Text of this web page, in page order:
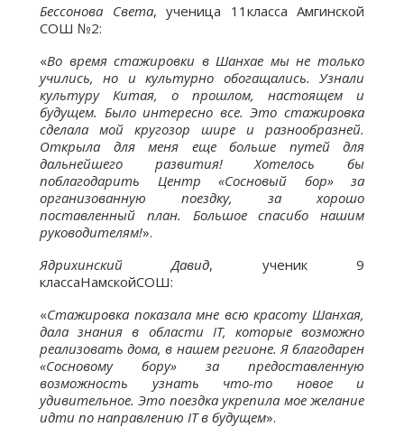
Бессонова Света, ученица 11класса Амгинской
СОШ №2:
«Во время стажировки в Шанхае мы не только
учились, но и культурно обогащались. Узнали
культуру Китая, о прошлом, настоящем и
будущем. Было интересно все. Это стажировка
сделала мой кругозор шире и разнообразней.
Открыла для меня еще больше путей для
дальнейшего развития! Хотелось бы
поблагодарить Центр «Сосновый бор» за
организованную поездку, за хорошо
поставленный план. Большое спасибо нашим
руководителям!».
Ядрихинский Давид, ученик 9
классаНамскойСОШ:
«Стажировка показала мне всю красоту Шанхая,
дала знания в области IT, которые возможно
реализовать дома, в нашем регионе. Я благодарен
«Сосновому бору» за предоставленную
возможность узнать что-то новое и
удивительное. Это поездка укрепила мое желание
идти по направлению ITв будущем».